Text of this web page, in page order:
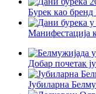
Бурек као
Манифестација
Добар почетак
Јубиларна